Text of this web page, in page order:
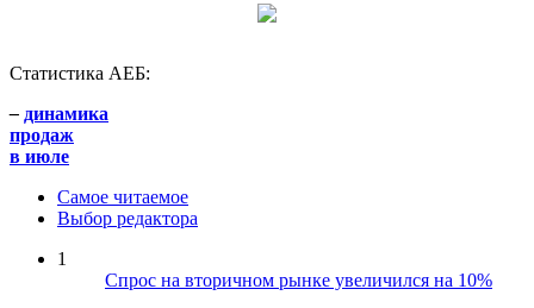
Статистика АЕБ:
– динамика
продаж
в июле
Самое читаемое
Выбор редактора
1
Спрос на вторичном рынке увеличился на 10%